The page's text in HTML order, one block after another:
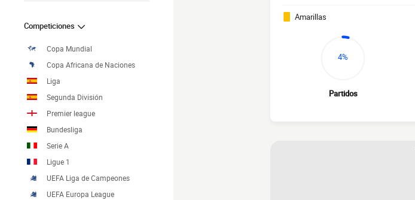
Competiciones
Copa Mundial
Copa Africana de Naciones
Liga
Segunda División
Premier league
Bundesliga
Serie A
Ligue 1
UEFA Liga de Campeones
UEFA Europa League
Amarillas
4%
Partidos